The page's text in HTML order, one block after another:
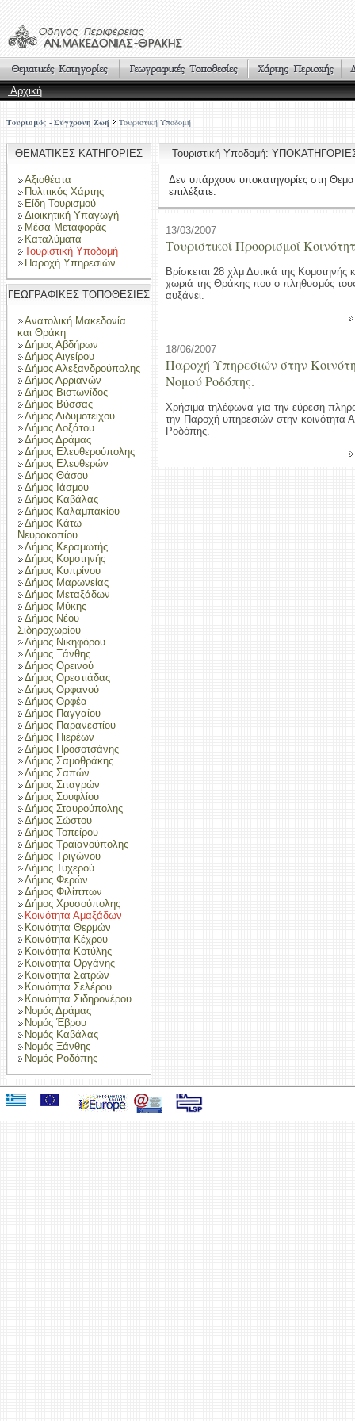
Αρχική
Τουρισμός - Σύγχρονη Ζωή Τουριστική Υποδομή
ΘΕΜΑΤΙΚΕΣ ΚΑΤΗΓΟΡΙΕΣ
Αξιοθέατα
Πολιτικός Χάρτης
Είδη Τουρισμού
Διοικητική Υπαγωγή
Μέσα Μεταφοράς
Καταλύματα
Τουριστική Υποδομή
Παροχή Υπηρεσιών
ΓΕΩΓΡΑΦΙΚΕΣ ΤΟΠΟΘΕΣΙΕΣ
Ανατολική Μακεδονία
και Θράκη
Δήμος Αβδήρων
Δήμος Αιγείρου
Δήμος Αλεξανδρούπολης
Δήμος Αρριανών
Δήμος Βιστωνίδος
Δήμος Βύσσας
Δήμος Διδυμοτείχου
Δήμος Δοξάτου
Δήμος Δράμας
Δήμος Ελευθερούπολης
Δήμος Ελευθερών
Δήμος Θάσου
Δήμος Ιάσμου
Δήμος Καβάλας
Δήμος Καλαμπακίου
Δήμος Κάτω
Νευροκοπίου
Δήμος Κεραμωτής
Δήμος Κομοτηνής
Δήμος Κυπρίνου
Δήμος Μαρωνείας
Δήμος Μεταξάδων
Δήμος Μύκης
Δήμος Νέου
Σιδηροχωρίου
Δήμος Νικηφόρου
Δήμος Ξάνθης
Δήμος Ορεινού
Δήμος Ορεστιάδας
Δήμος Ορφανού
Δήμος Ορφέα
Δήμος Παγγαίου
Δήμος Παρανεστίου
Δήμος Πιερέων
Δήμος Προσοτσάνης
Δήμος Σαμοθράκης
Δήμος Σαπών
Δήμος Σιταγρών
Δήμος Σουφλίου
Δήμος Σταυρούπολης
Δήμος Σώστου
Δήμος Τοπείρου
Δήμος Τραϊανούπολης
Δήμος Τριγώνου
Δήμος Τυχερού
Δήμος Φερών
Δήμος Φιλίππων
Δήμος Χρυσούπολης
Κοινότητα Αμαξάδων
Κοινότητα Θερμών
Κοινότητα Κέχρου
Κοινότητα Κοτύλης
Κοινότητα Οργάνης
Κοινότητα Σατρών
Κοινότητα Σελέρου
Κοινότητα Σιδηρονέρου
Νομός Δράμας
Νομός Έβρου
Νομός Καβάλας
Νομός Ξάνθης
Νομός Ροδόπης
Τουριστική Υποδομή:
Δεν υπάρχουν υποκατηγορίες στη
επιλέξατε.
13/03/2007
Τουριστικοί Προορισμοί
Βρίσκεται 28 χλμ Δυτικά της Κομοτηνής
χωριά της Θράκης που ο πληθυσμός
αυξάνει.
18/06/2007
Παροχή Υπηρεσιών στην
Νομού Ροδόπης.
Χρήσιμα τηλέφωνα για την εύρεση
την Παροχή υπηρεσιών στην κοινότητα
Ροδόπης.